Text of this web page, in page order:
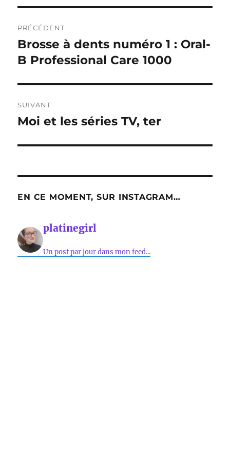
de
l’article
PRÉCÉDENT
Publication
précédente :
Brosse à dents numéro 1 : Oral-
B Professional Care 1000
SUIVANT
Publication
Moi et les séries TV, ter
EN CE MOMENT, SUR INSTAGRAM…
platinegirl
Un post par jour dans mon feed...